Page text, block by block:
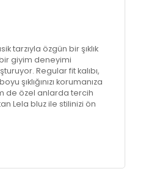
tarzıyla özgün bir şıklık
giyim deneyimi
Regular fit kalıbı,
şıklığınızı korumanıza
de özel anlarda tercih
Lela bluz ile stilinizi ön